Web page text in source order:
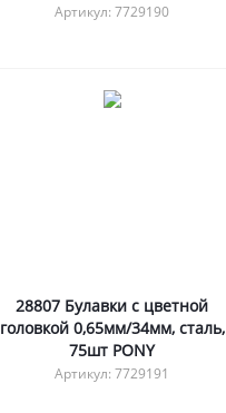
Артикул: 7729190
28807 Булавки с цветной
головкой 0,65мм/34мм, сталь,
75шт PONY
Артикул: 7729191